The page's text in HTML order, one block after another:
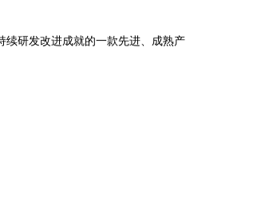
研发改进成就的一款先进、成熟产